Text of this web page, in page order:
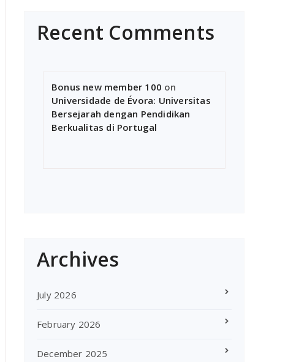
Recent Comments
Bonus new member 100 on
Universidade de Évora: Universitas
Bersejarah dengan Pendidikan
Berkualitas di Portugal
Archives
July 2026
February 2026
December 2025